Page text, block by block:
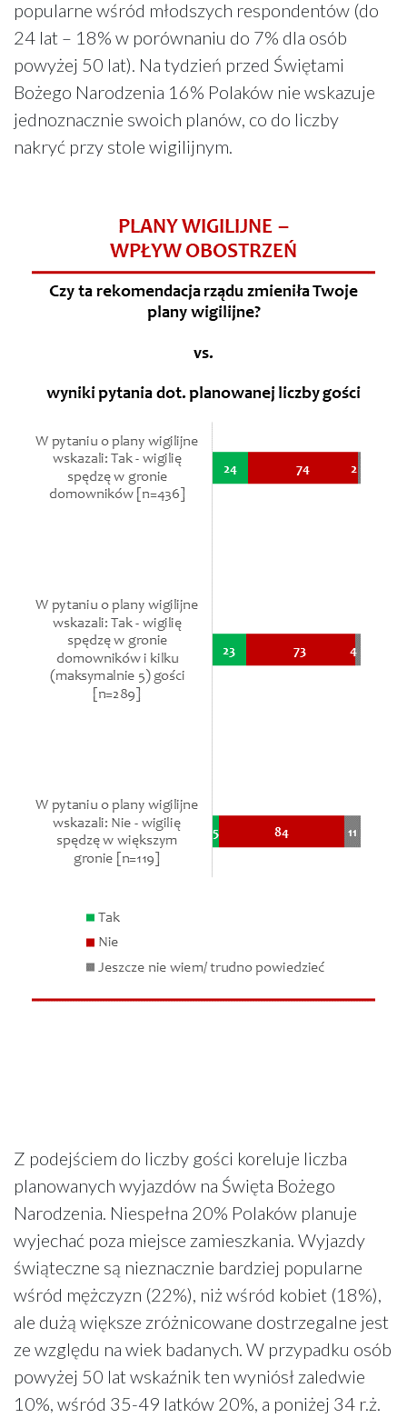
popularne wśród młodszych respondentów (do
24 lat – 18% w porównaniu do 7% dla osób
powyżej 50 lat). Na tydzień przed Świętami
Bożego Narodzenia 16% Polaków nie wskazuje
jednoznacznie swoich planów, co do liczby
nakryć przy stole wigilijnym.
Z podejściem do liczby gości koreluje liczba
planowanych wyjazdów na Święta Bożego
Narodzenia. Niespełna 20% Polaków planuje
wyjechać poza miejsce zamieszkania. Wyjazdy
świąteczne są nieznacznie bardziej popularne
wśród mężczyzn (22%), niż wśród kobiet (18%),
ale dużą większe zróżnicowane dostrzegalne jest
ze względu na wiek badanych. W przypadku osób
powyżej 50 lat wskaźnik ten wyniósł zaledwie
10%, wśród 35-49 latków 20%, a poniżej 34 r.ż.